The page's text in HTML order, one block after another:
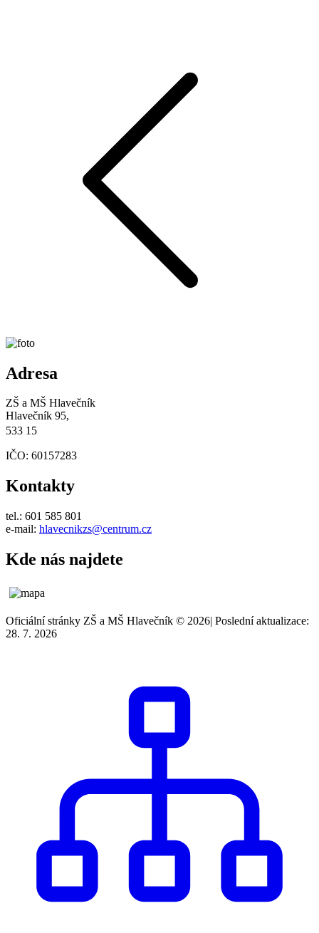
Adresa
ZŠ a MŠ Hlavečník
Hlavečník 95,
533 15
IČO: 60157283
Kontakty
tel.: 601 585 801
e-mail: hlavecnikzs@centrum.cz
Kde nás najdete
Oficiální stránky ZŠ a MŠ Hlavečník © 2026| Poslední aktualizace:
28. 7. 2026